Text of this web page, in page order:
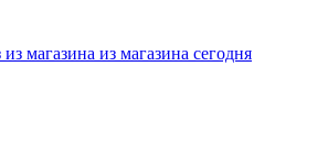
магазина из магазина сегодня